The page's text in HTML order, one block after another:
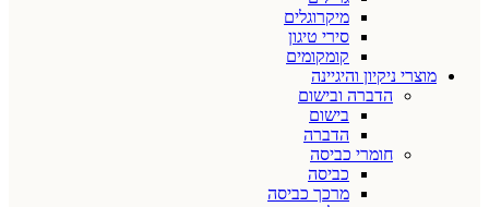
מיקרוגלים
סירי טיגון
קומקומים
מוצרי ניקיון והיגיינה
הדברה ובישום
בישום
הדברה
חומרי כביסה
כביסה
מרכך כביסה